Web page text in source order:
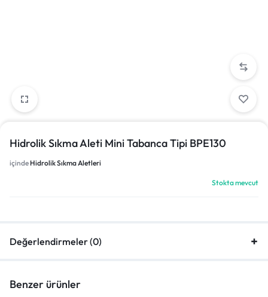
Hidrolik Sıkma Aleti Mini Tabanca Tipi BPE130
içinde Hidrolik Sıkma Aletleri
Stokta mevcut
Değerlendirmeler (0)
Benzer ürünler